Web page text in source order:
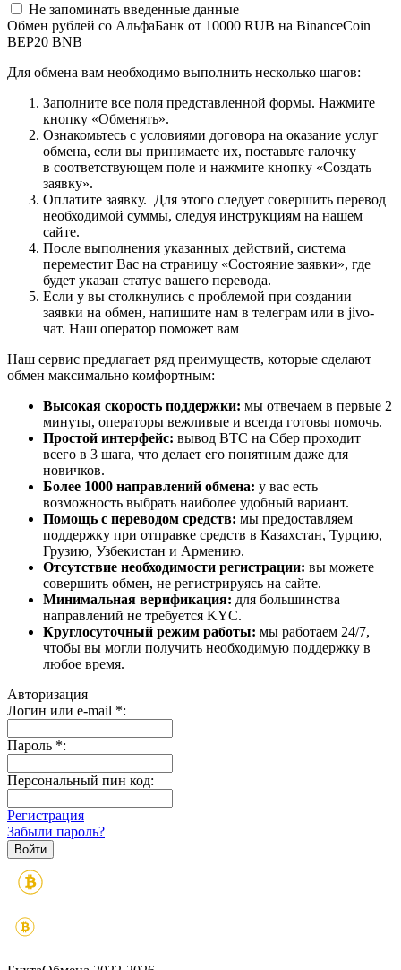
Не запоминать введенные данные
Обмен рублей со АльфаБанк от 10000 RUB на BinanceCoin
BEP20 BNB
Для обмена вам необходимо выполнить несколько шагов:
Заполните все поля представленной формы. Нажмите
кнопку «Обменять».
Ознакомьтесь с условиями договора на оказание услуг
обмена, если вы принимаете их, поставьте галочку
в соответствующем поле и нажмите кнопку «Создать
заявку».
Оплатите заявку. Для этого следует совершить перевод
необходимой суммы, следуя инструкциям на нашем
сайте.
После выполнения указанных действий, система
переместит Вас на страницу «Состояние заявки», где
будет указан статус вашего перевода.
Если у вы столкнулись с проблемой при создании
заявки на обмен, напишите нам в телеграм или в jivo-
чат. Наш оператор поможет вам
Наш сервис предлагает ряд преимуществ, которые сделают
обмен максимально комфортным:
Высокая скорость поддержки: мы отвечаем в первые 2
минуты, операторы вежливые и всегда готовы помочь.
Простой интерфейс: вывод BTC на Сбер проходит
всего в 3 шага, что делает его понятным даже для
новичков.
Более 1000 направлений обмена: у вас есть
возможность выбрать наиболее удобный вариант.
Помощь с переводом средств: мы предоставляем
поддержку при отправке средств в Казахстан, Турцию,
Грузию, Узбекистан и Армению.
Отсутствие необходимости регистрации: вы можете
совершить обмен, не регистрируясь на сайте.
Минимальная верификация: для большинства
направлений не требуется KYC.
Круглосуточный режим работы: мы работаем 24/7,
чтобы вы могли получить необходимую поддержку в
любое время.
Авторизация
Логин или e-mail *:
Пароль *:
Персональный пин код:
Регистрация
Забыли пароль?